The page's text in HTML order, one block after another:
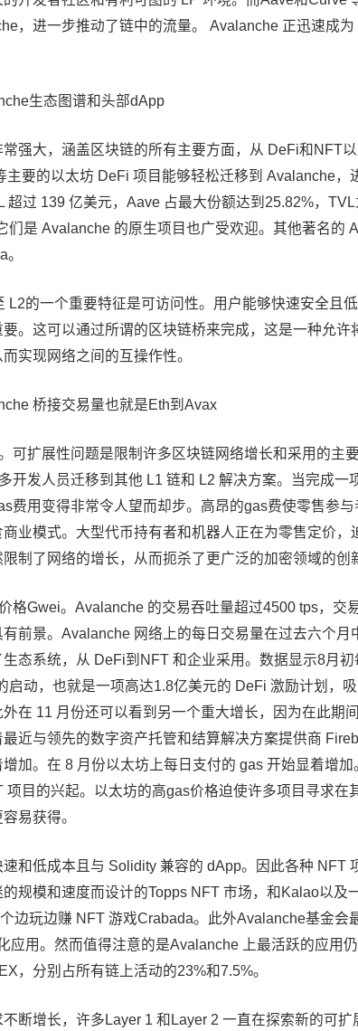
，进一步推动了链中的流量。 Avalanche 正迅速成
生态图谱和头部dApp
强大，涵盖区块链的所有主要方面，从 DeFi和NFT
主要的以太坊 DeFi 项目能够轻松迁移到 Avalanche，
超过 139 亿美元，Aave 占最大份额达到25.82%，
们是 Avalanche 的原生项目也广受欢迎。其他著名的
L2的一个重要特征是可访问性。用户能够快速安全且
。这可以通过所谓的区块链桥来完成，这是一种允许
实现网络之间的互操作性。
桥接交易量也就是Eth到Avax
可扩展性问题是限制许多区块链网络增长和采用的主
开发人员迁移到其他 L1 链和 L2 解决方案。当完成一
费用变得非常令人望而却步。高昂的gas费使零售参
业模式。大型代币持有者和机器人正在为零售定价，
制了网络的增长，从而扼杀了更广泛的加密领域的创
格Gwei。Avalanche 的交易吞吐量超过4500 tps，交
前景。Avalanche 网络上的每日交易量在过去六个月
态系统，从 DeFi到NFT 和企业采用。数据显示8月
启动，也就是一项高达1.8亿美元的 DeFi 激励计划，
在 11 月份还可以看到另一个重大增长，因为在此期
近与领先的数字资产托管和结算解决方案提供商
加。在 8 月份以太坊上每日支付的 gas 开始显着增
项目的兴起。以太坊的高gas价格迫使许多项目寻求在
易获得。
和低成本且与 Solidity 兼容的 dApp。因此各种 NFT
规模和速度而设计的Topps NFT 市场，和Kalao以及
边玩边赚 NFT 游戏Crabada。此外Avalanche基金会
应用。然而值得注意的是Avalanche 上最活跃的应用
，分别占所有链上活动的23%和7.5%。
断增长，许多Layer 1 和Layer 2 一直在探索新的可